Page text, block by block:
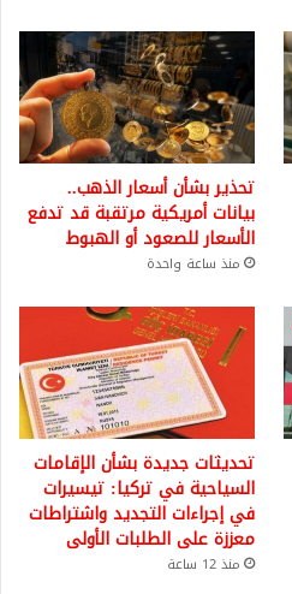
تحذير بشأن أسعار الذهب..
بيانات أمريكية مرتقبة قد تدفع
الأسعار للصعود أو الهبوط
منذ ساعة واحدة
تحديثات جديدة بشأن الإقامات
السياحية في تركيا: تيسيرات
في إجراءات التجديد واشتراطات
معززة على الطلبات الأولى
منذ 12 ساعة